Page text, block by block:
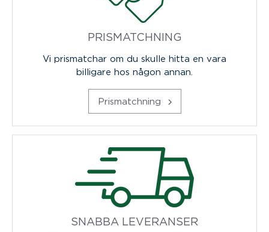
PRISMATCHNING
Vi prismatchar om du skulle hitta en vara
billigare hos någon annan.
Prismatchning
SNABBA LEVERANSER